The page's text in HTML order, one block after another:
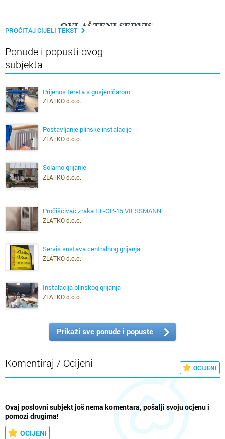
PROČITAJ CIJELI TEKST
Ponude i popusti ovog
subjekta
Prijenos tereta s gusjeničarom
ZLATKO d.o.o.
Postavljanje plinske instalacije
ZLATKO d.o.o.
Solarno grijanje
ZLATKO d.o.o.
Pročiščivač zraka HL-OP-15 VIESSMANN
ZLATKO d.o.o.
Servis sustava centralnog grijanja
ZLATKO d.o.o.
Instalacija plinskog grijanja
ZLATKO d.o.o.
Prikaži sve ponude i popuste
Komentiraj / Ocijeni OCIJENI
Ovaj poslovni subjekt još nema komentara, pošalji svoju ocjenu i
pomozi drugima!
OCIJENI